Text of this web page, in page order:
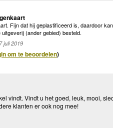
Fijn dat hij geplastificeerd is, daardoor
(ander gebied) besteld.
juli 2019
om te beoordelen)
vindt. Vindt u het goed, leuk, mooi,
klanten er ook nog mee!